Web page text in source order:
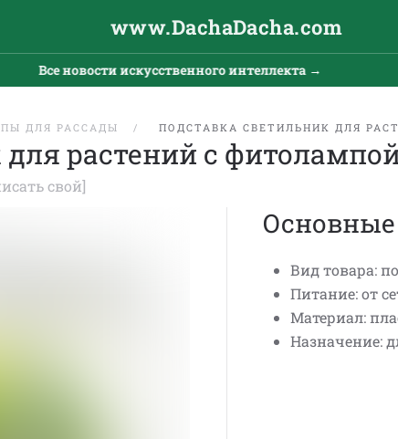
www.DachaDacha.com
Все новости искусственного интеллекта →
ДЛЯ РАССАДЫ ПОДСТАВКА СВЕТИЛЬНИК ДЛЯ
растений с
свой]
Основные
Вид товара:
Питание: от
Материал:
Назначение: